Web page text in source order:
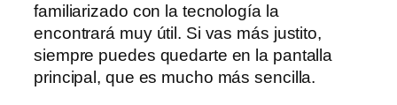
familiarizado con la tecnología la
encontrará muy útil. Si vas más justito,
siempre puedes quedarte en la pantalla
principal, que es mucho más sencilla.